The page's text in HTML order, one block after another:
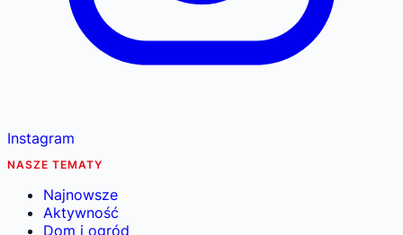
Instagram
NASZE TEMATY
Najnowsze
Aktywność
Dom i ogród